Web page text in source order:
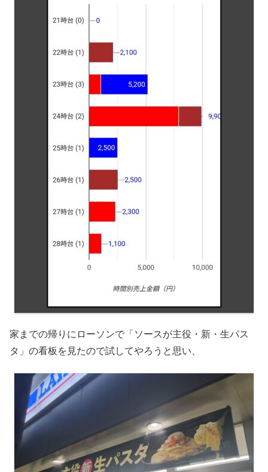
家までの帰りにローソンで「ソースが主役・新・生パス
タ」の看板を見たので試してやろうと思い、